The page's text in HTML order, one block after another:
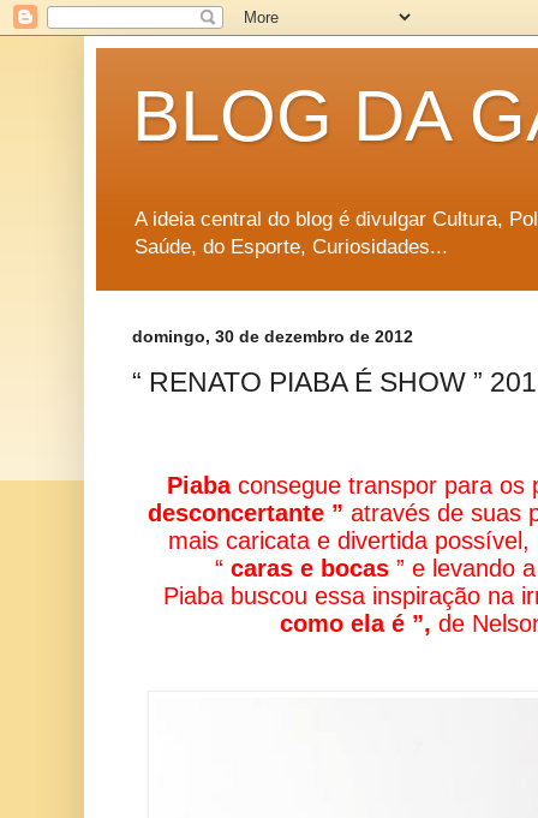
BLOG DA
A ideia central do blog é divulgar Cultura,
Saúde, do Esporte, Curiosidades...
domingo, 30 de dezembro de 2012
“ RENATO PIABA É SHOW ”
Piaba consegue transpor para os
desconcertante ” através de suas
mais caricata e divertida
“caras e bocas ” e levando
Piaba buscou essa inspiração na
como ela é ”, de